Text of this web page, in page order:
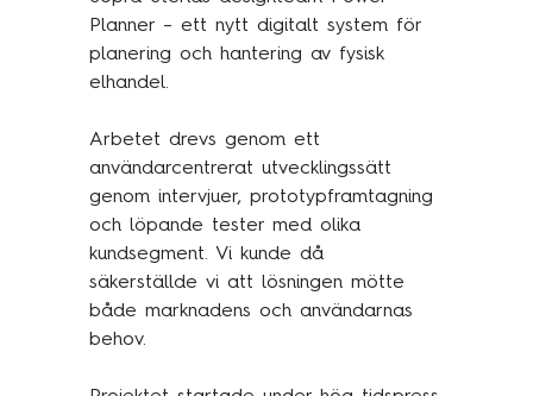
Planner – ett nytt digitalt system för
planering och hantering av fysisk
elhandel.
Arbetet drevs genom ett
användarcentrerat utvecklingssätt
genom intervjuer, prototypframtagning
och löpande tester med olika
kundsegment. Vi kunde då
säkerställde vi att lösningen mötte
både marknadens och användarnas
behov.